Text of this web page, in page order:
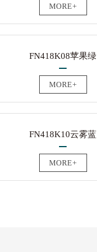
MORE+
FN418K08苹果绿
MORE+
FN418K10云雾蓝
MORE+